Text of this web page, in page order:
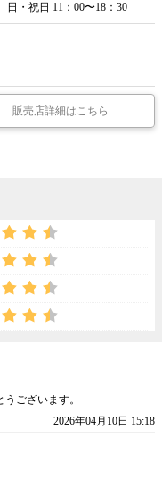
・祝日 11：00〜18：30
販売店詳細はこちら
ございます。
2026年04月10日 15:18